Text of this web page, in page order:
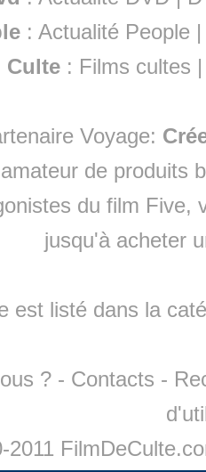
:Actualité People
Culte : Films cultes
Voyage:
de produits
du film Five,
jusqu'à acheter
est listé dans la
? - Contacts -
2011